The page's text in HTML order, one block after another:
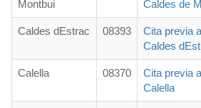
Montbui
Caldes de
Caldes dEstrac 08393
Cita previa
Caldes
Calella 08370
Cita previa
Calella